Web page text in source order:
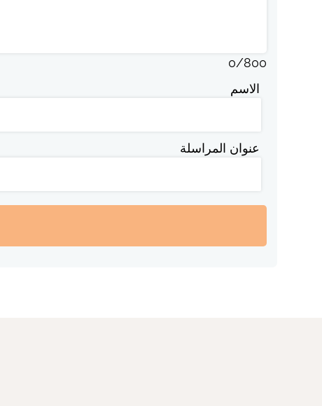
0/800
الاسم
عنوان المراسلة